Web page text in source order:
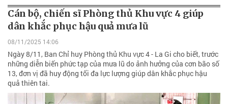
Cán bộ, chiến sĩ Phòng thủ Khu vực 4 giúp
dân khắc phục hậu quả mưa lũ
08/11/2025 14:06
Ngày 8/11, Ban Chỉ huy Phòng thủ Khu vực 4 - La Gi cho biết, trước
những diễn biến phức tạp của mưa lũ do ảnh hưởng của cơn bão số
13, đơn vị đã huy động tối đa lực lượng giúp dân khắc phục hậu
quả thiên tai.